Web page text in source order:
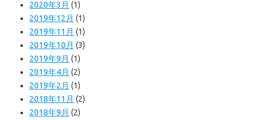
2020年3月 (1)
2019年12月 (1)
2019年11月 (1)
2019年10月 (3)
2019年9月 (1)
2019年4月 (2)
2019年2月 (1)
2018年11月 (2)
2018年9月 (2)